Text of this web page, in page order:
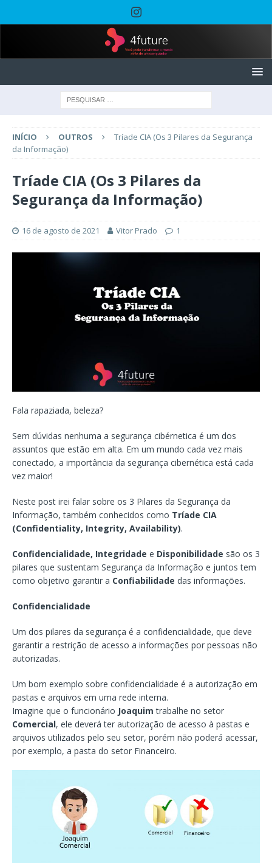
INÍCIO OUTROS
Tríade CIA (Os 3 Pilares da Segurança
da Informação)
Tríade CIA (Os 3 Pilares da
Segurança da Informação)
16 de agosto de 2021 Vitor Prado 1
Fala rapaziada, beleza?
Sem dúvidas nenhuma a segurança cibérnetica é um dos
assuntos que estão em alta. Em um mundo cada vez mais
conectado, a importância da segurança cibernética está cada
vez maior!
Neste post irei falar sobre os 3 Pilares da Segurança da
Informação, também conhecidos como Tríade CIA
(Confidentiality, Integrity, Availability).
Confidencialidade, Integridade e Disponibilidade são os 3
pilares que sustentam Segurança da Informação e juntos tem
como objetivo garantir a Confiabilidade das informações.
Confidencialidade
Um dos pilares da segurança é a confidencialidade, que deve
garantir a restrição de acesso a informações por pessoas não
autorizadas.
Um bom exemplo sobre confidencialidade é a autorização em
pastas e arquivos em uma rede interna.
Imagine que o funcionário Joaquimtrabalhe no setor
Comercial, ele deverá ter autorização de acesso à pastas e
arquivos utilizados pelo seu setor, porém não poderá acessar,
por exemplo, a pasta do setor Financeiro.